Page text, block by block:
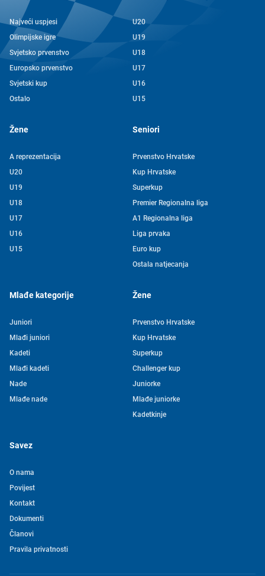
Najveći uspjesi
Olimpijske igre
Svjetsko prvenstvo
Europsko prvenstvo
Svjetski kup
Ostalo
U20
U19
U18
U17
U16
U15
Žene
A reprezentacija
U20
U19
U18
U17
U16
U15
Seniori
Prvenstvo Hrvatske
Kup Hrvatske
Superkup
Premier Regionalna liga
A1 Regionalna liga
Liga prvaka
Euro kup
Ostala natjecanja
Mlađe kategorije
Juniori
Mlađi juniori
Kadeti
Mlađi kadeti
Nade
Mlađe nade
Žene
Prvenstvo Hrvatske
Kup Hrvatske
Superkup
Challenger kup
Juniorke
Mlađe juniorke
Kadetkinje
Savez
O nama
Povijest
Kontakt
Dokumenti
Članovi
Pravila privatnosti